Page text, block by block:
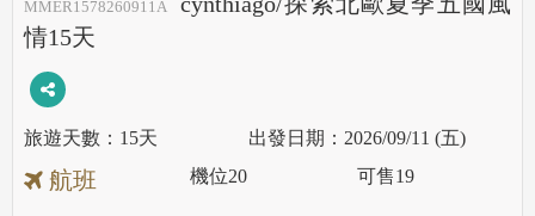
MMER1578260911A
情15天
15天 2026/09/11 (五)
航班 機位20 可售19